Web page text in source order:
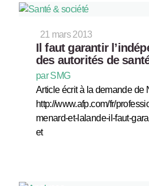
21 mars 2013
Il faut garantir
des autorités de
par SMG
Article écrit à la demande de
http://www.afp.com/fr/
menard-et-lalande-il-faut-
et